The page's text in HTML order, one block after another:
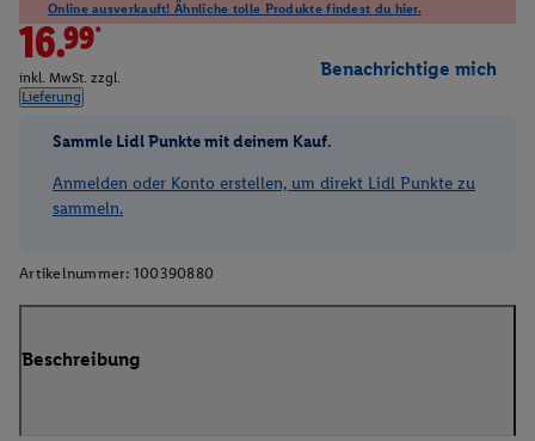
Online ausverkauft! Ähnliche tolle Produkte findest du hier.
16.99*
inkl. MwSt. zzgl.
Lieferung
Benachrichtige mich
Sammle Lidl Punkte mit deinem Kauf.
Anmelden oder Konto erstellen, um direkt Lidl Punkte zu
sammeln.
Artikelnummer: 100390880
Beschreibung